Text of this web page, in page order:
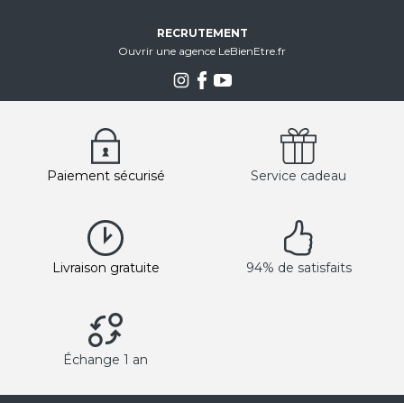
RECRUTEMENT
Ouvrir une agence LeBienEtre.fr
Paiement sécurisé Service cadeau
Livraison gratuite 94% de satisfaits
Échange 1 an